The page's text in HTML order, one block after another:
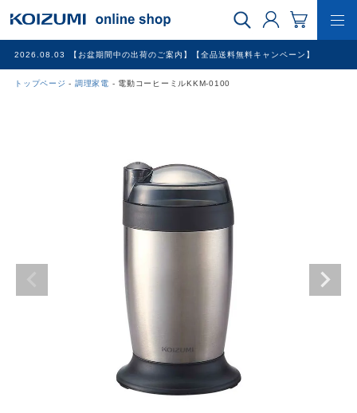
2026.08.03 【お盆期間中の出荷のご案内】【全品送料無料キャンペーン】
トップページ 調理家電 電動コーヒーミルKKM-0100
アウトレットSALE